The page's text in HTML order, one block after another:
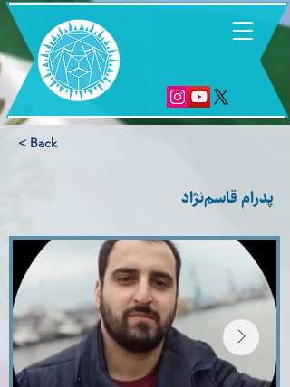
< Back
پدرام قاسم‌نژاد